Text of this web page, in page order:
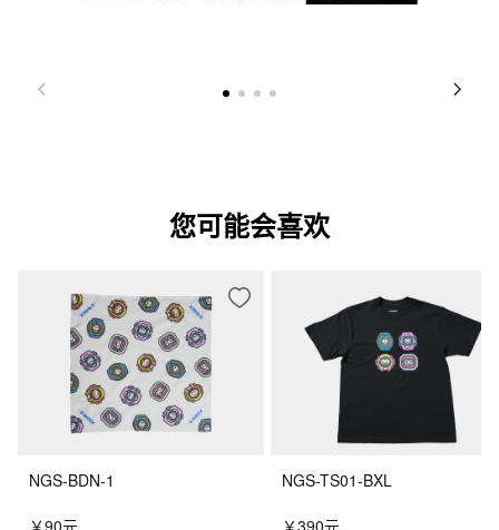
您可能会喜欢
NGS-BDN-1
￥90元
NGS-TS01-BXL
￥390元